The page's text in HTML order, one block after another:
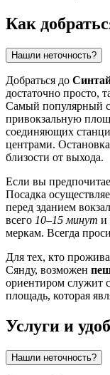
Как
Нашли неточность?
Добраться до
достаточно просто,
Самый популярный
привокзальную
соединяющих
центрами.
близости от выхода.
Если вы
Посадка
перед зданием
всего 10–15 минут и
меркам. Всегда
Для тех, кто
Сянду, возможен
ориентиром служит
площадь, которая
Услуги и
Нашли неточность?